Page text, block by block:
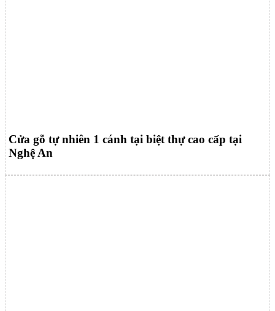
Cửa gỗ tự nhiên 1 cánh tại biệt thự cao cấp tại
Nghệ An